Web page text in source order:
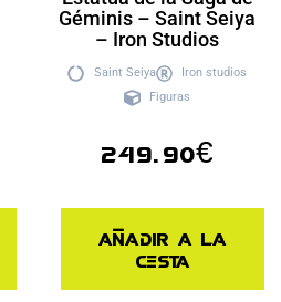
Géminis – Saint Seiya
– Iron Studios
Saint Seiya
Iron studios
Figuras
249.90€
Añadir a la
cesta